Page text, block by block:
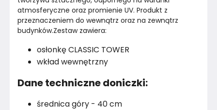
atmosferyczne oraz promienie UV. Produkt z
przeznaczeniem do wewnątrz oraz na zewnątrz
budynków.Zestaw zawiera:
osłonkę CLASSIC TOWER
wkład wewnętrzny
Dane techniczne doniczki:
średnica góry - 40 cm